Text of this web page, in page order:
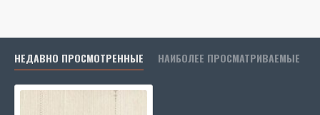
НЕДАВНО ПРОСМОТРЕННЫЕ НАИБОЛЕЕ ПРОСМАТРИВАЕМЫЕ